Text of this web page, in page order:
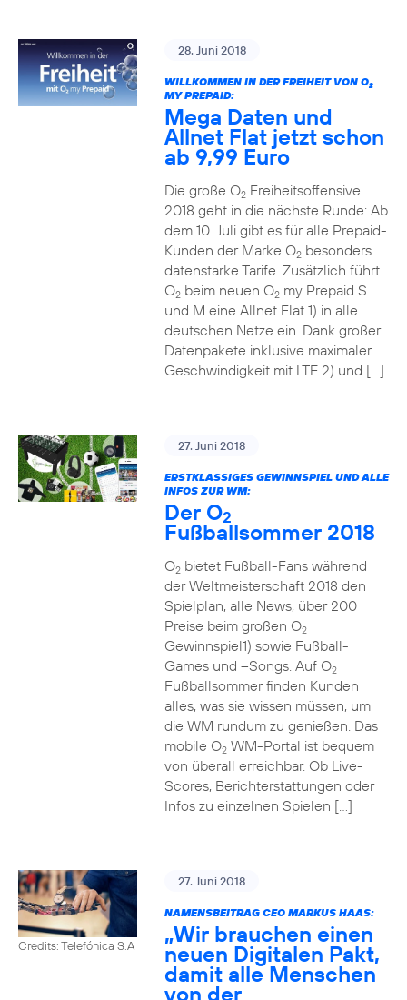
28. Juni 2018
WILLKOMMEN IN DER FREIHEIT VON O2
MY PREPAID:
Mega Daten und
Allnet Flat jetzt schon
ab 9,99 Euro
Die große O2Freiheitsoffensive
2018 geht in die nächste Runde: Ab
dem 10. Juli gibt es für alle Prepaid-
Kunden der Marke O2besonders
datenstarke Tarife. Zusätzlich führt
O2beim neuen O2my Prepaid S
und M eine Allnet Flat 1) in alle
deutschen Netze ein. Dank großer
Datenpakete inklusive maximaler
Geschwindigkeit mit LTE 2) und […]
27. Juni 2018
ERSTKLASSIGES GEWINNSPIEL UND ALLE
INFOS ZUR WM:
Der O2
Fußballsommer 2018
O2bietet Fußball-Fans während
der Weltmeisterschaft 2018 den
Spielplan, alle News, über 200
Preise beim großen O2
Gewinnspiel1) sowie Fußball-
Games und –Songs. Auf O2
Fußballsommer finden Kunden
alles, was sie wissen müssen, um
die WM rundum zu genießen. Das
mobile O2WM-Portal ist bequem
von überall erreichbar. Ob Live-
Scores, Berichterstattungen oder
Infos zu einzelnen Spielen […]
Credits: Telefónica S.A
27. Juni 2018
NAMENSBEITRAG CEO MARKUS HAAS:
„Wir brauchen einen
neuen Digitalen Pakt,
damit alle Menschen
von der